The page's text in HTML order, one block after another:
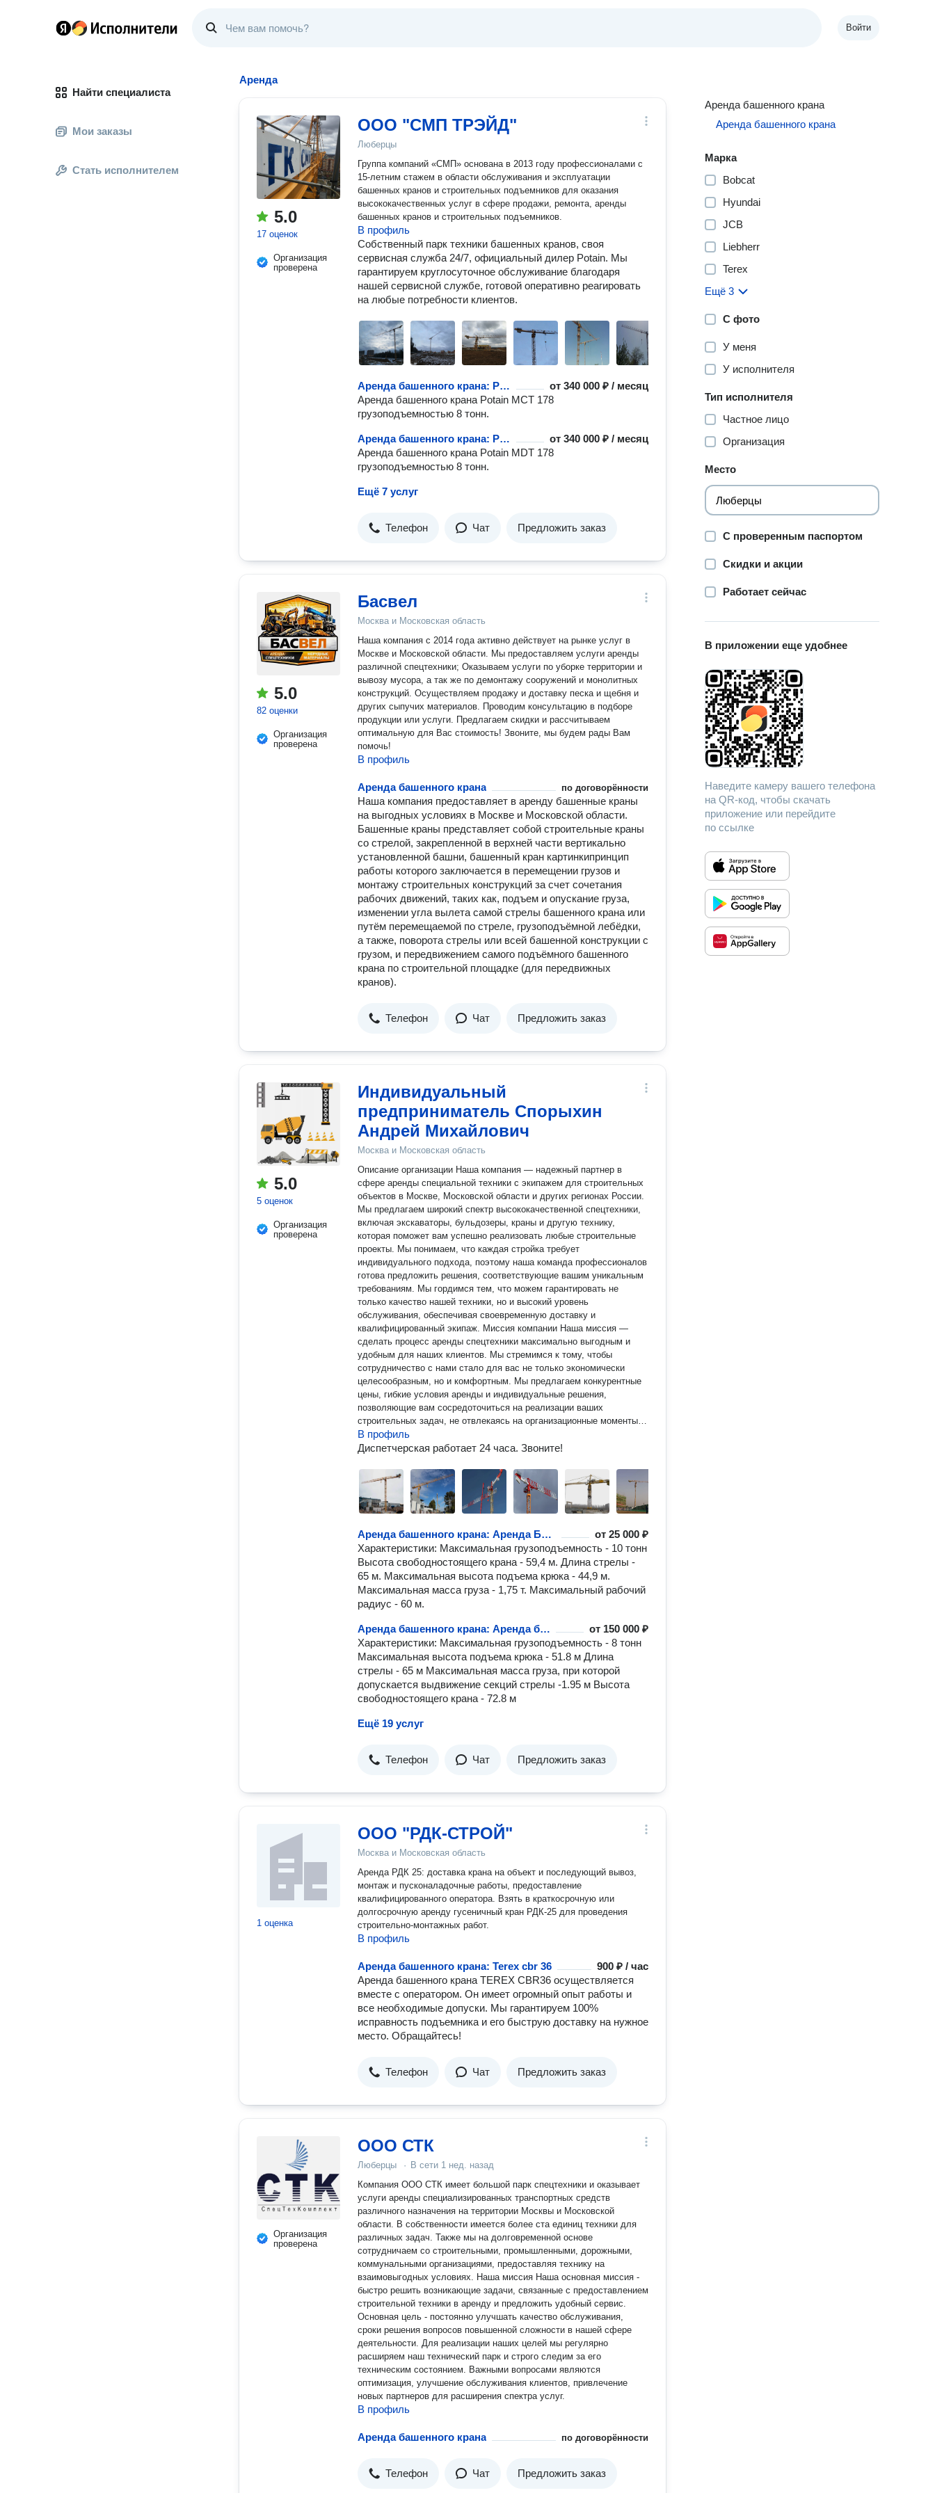
Войти
Найти специалиста
Мои заказы
Стать исполнителем
Аренда
5.0
17 оценок
Организация
проверена
ООО "СМП ТРЭЙД"
Люберцы
Группа компаний «СМП» основана в 2013 году профессионалами с
15-летним стажем в области обслуживания и эксплуатации
башенных кранов и строительных подъемников для оказания
высококачественных услуг в сфере продажи, ремонта, аренды
башенных кранов и строительных подъемников.
В профиль
Собственный парк техники башенных кранов, своя
сервисная служба 24/7, официальный дилер Potain. Мы
гарантируем круглосуточное обслуживание благодаря
нашей сервисной службе, готовой оперативно реагировать
на любые потребности клиентов.
Аренда башенного крана: Potain MCT 178, 8 тонн от340 000 ₽ / месяц
Аренда башенного крана Potain MCT 178
грузоподъемностью 8 тонн.
Аренда башенного крана: Potain MDT 178, 8 тонн от340 000 ₽ / месяц
Аренда башенного крана Potain MDT 178
грузоподъемностью 8 тонн.
Ещё 7 услуг
Телефон Чат Предложить заказ
5.0
82 оценки
Организация
проверена
Басвел
Москва и Московская область
Наша компания с 2014 года активно действует на рынке услуг в
Москве и Московской области. Мы предоставляем услуги аренды
различной спецтехники; Оказываем услуги по уборке территории и
вывозу мусора, а так же по демонтажу сооружений и монолитных
конструкций. Осуществляем продажу и доставку песка и щебня и
других сыпучих материалов. Проводим консультацию в подборе
продукции или услуги. Предлагаем скидки и рассчитываем
оптимальную для Вас стоимость! Звоните, мы будем рады Вам
помочь!
В профиль
Аренда башенного крана по договорённости
Наша компания предоставляет в аренду башенные краны
на выгодных условиях в Москве и Московской области.
Башенные краны представляет собой строительные краны
со стрелой, закрепленной в верхней части вертикально
установленной башни, башенный кран картинкипринцип
работы которого заключается в перемещении грузов и
монтажу строительных конструкций за счет сочетания
рабочих движений, таких как, подъем и опускание груза,
изменении угла вылета самой стрелы башенного крана или
путём перемещаемой по стреле, грузоподъёмной лебёдки,
а также, поворота стрелы или всей башенной конструкции с
грузом, и передвижением самого подъёмного башенного
крана по строительной площадке (для передвижных
кранов).
Телефон Чат Предложить заказ
5.0
5 оценок
Организация
проверена
Индивидуальный
предприниматель Спорыхин
Андрей Михайлович
Москва и Московская область
Описание организации Наша компания — надежный партнер в
сфере аренды специальной техники с экипажем для строительных
объектов в Москве, Московской области и других регионах России.
Мы предлагаем широкий спектр высококачественной спецтехники,
включая экскаваторы, бульдозеры, краны и другую технику,
которая поможет вам успешно реализовать любые строительные
проекты. Мы понимаем, что каждая стройка требует
индивидуального подхода, поэтому наша команда профессионалов
готова предложить решения, соответствующие вашим уникальным
требованиям. Мы гордимся тем, что можем гарантировать не
только качество нашей техники, но и высокий уровень
обслуживания, обеспечивая своевременную доставку и
квалифицированный экипаж. Миссия компании Наша миссия —
сделать процесс аренды спецтехники максимально выгодным и
удобным для наших клиентов. Мы стремимся к тому, чтобы
сотрудничество с нами стало для вас не только экономически
целесообразным, но и комфортным. Мы предлагаем конкурентные
цены, гибкие условия аренды и индивидуальные решения,
позволяющие вам сосредоточиться на реализации ваших
строительных задач, не отвлекаясь на организационные моменты.
График работы Мы понимаем, что строительные проекты могут
требовать оперативности и гибкости, поэтому наша компания
реагировать на запросы клиентов, обеспечивая доставку техники и
экипажа в любое время суток. Мы готовы поддерживать вас в
любое время, чтобы ваши проекты не останавливались и двигались
вперед без задержек.
В профиль
Диспетчерская работает 24 часа. Звоните!
Аренда башенного крана: Аренда Башенный кран 10 тонн - POTAIN MCT 205 от25 000 ₽
Характеристики: Максимальная грузоподъемность - 10 тонн
Высота свободностоящего крана - 59,4 м. Длина стрелы -
65 м. Максимальная высота подъема крюка - 44,9 м.
Максимальная масса груза - 1,75 т. Максимальный рабочий
радиус - 60 м.
Аренда башенного крана: Аренда башенного крана 8 тонн - POTAIN MDT 219 J8 от 150 000 ₽
Характеристики: Максимальная грузоподъемность - 8 тонн
Максимальная высота подъема крюка - 51.8 м Длина
стрелы - 65 м Максимальная масса груза, при которой
допускается выдвижение секций стрелы -1.95 м Высота
свободностоящего крана - 72.8 м
Ещё 19 услуг
Телефон Чат Предложить заказ
1 оценка
ООО "РДК-СТРОЙ"
Москва и Московская область
Аренда РДК 25: доставка крана на объект и последующий вывоз,
монтаж и пусконаладочные работы, предоставление
квалифицированного оператора. Взять в краткосрочную или
долгосрочную аренду гусеничный кран РДК-25 для проведения
строительно-монтажных работ.
В профиль
Аренда башенного крана: Terex cbr 36
900 ₽ / час
Аренда башенного крана TEREX CBR36 осуществляется
вместе с оператором. Он имеет огромный опыт работы и
все необходимые допуски. Мы гарантируем 100%
исправность подъемника и его быструю доставку на нужное
место. Обращайтесь!
Телефон Чат Предложить заказ
Организация
проверена
ООО СТК
Люберцы · В сети 1 нед. назад
Компания ООО СТК имеет большой парк спецтехники и оказывает
услуги аренды специализированных транспортных средств
различного назначения на территории Москвы и Московской
области. В собственности имеется более ста единиц техники для
различных задач. Также мы на долговременной основе
сотрудничаем со строительными, промышленными, дорожными,
коммунальными организациями, предоставляя технику на
взаимовыгодных условиях. Наша миссия Наша основная миссия -
быстро решить возникающие задачи, связанные с предоставлением
строительной техники в аренду и предложить удобный сервис.
Основная цель - постоянно улучшать качество обслуживания,
сроки решения вопросов повышенной сложности в нашей сфере
деятельности. Для реализации наших целей мы регулярно
расширяем наш технический парк и строго следим за его
техническим состоянием. Важными вопросами являются
оптимизация, улучшение обслуживания клиентов, привлечение
новых партнеров для расширения спектра услуг.
В профиль
Аренда башенного крана по договорённости
Телефон Чат Предложить заказ
Аренда башенного крана
Аренда башенного крана
Марка
Bobcat
Hyundai
JCB
Liebherr
Terex
Ещё 3
С фото
У меня
У исполнителя
Тип исполнителя
Частное лицо
Организация
Место
С проверенным паспортом
Скидки и акции
Работает сейчас
В приложении еще удобнее
Наведите камеру вашего телефона
на QR-код, чтобы скачать
приложение или перейдите
по ссылке